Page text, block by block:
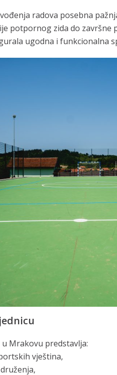
radova posebna
potpornog zida do završne
ugodna i funkcionalna
Mrakovu predstavlja:
vještina,